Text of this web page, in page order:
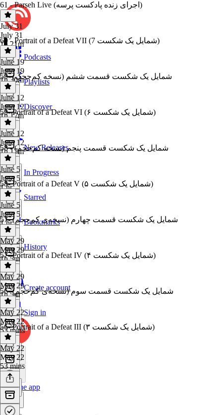
Podcasts
Playlists
Discover
New Releases
In Progress
Starred
Bookmarks
History
Create account
Sign in
Get the app
61 - Parseh Live (اجرای زنده پادکست پرسه)
July 31
July 31
1h 21m
60 - Portrait of a Defeat VII (شمایل یک شکست 7)
June 19
June 19
1h 30m59- شمایل یک شکست قسمت ششم (نسخه کم‌حجک)
June 12
June 12
1h 17m
59- Portrait of a Defeat VI (شمایل یک شکست ۶)
June 12
June 12
1h 17m58 - شمایل یک شکست قسمت پنجم (نسخه کم‌حجم)
June 5
June 5
1 hr
58- Portrait of a Defeat V (شمایل یک شکست ۵)
June 5
June 5
1 hr57- شمایل یک شکست قسمت چهارم (نسخه‌ی کم‌حجم)
May 29
May 29
1h 5m
57- Portrait of a Defeat IV (شمایل یک شکست ۴)
May 29
May 29
1h 5m56- شمایل یک شکست قسمت سوم (نسخه‌ی کم‌حجم)
May 22
May 22
53 mins
56- Portrait of a Defeat III (شمایل یک شکست ۳)
May 22
May 22
53 mins